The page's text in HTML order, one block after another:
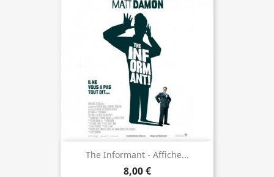
The Informant - Affiche...
8,00 €